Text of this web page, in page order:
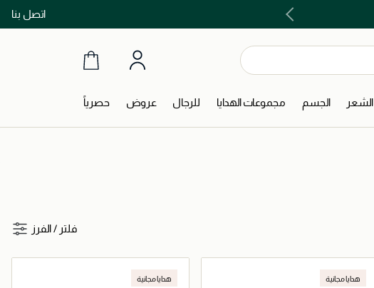
اتصل بنااشتري الآن و ادفع لاحقاً مع تابي و تمارا!
الشعر الجسم مجموعات الهدايا للرجال عروض حصرياً
فلتر /الفرز
هدايا مجانية هدايا مجانية